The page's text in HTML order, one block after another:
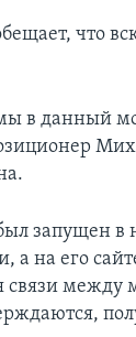
что
в данный
запущен в
на его
связи между